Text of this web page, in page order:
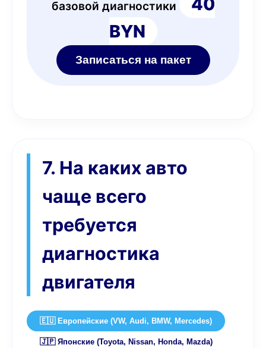
базовой диагностики
BYN
Записаться на пакет
7. На каких авто
чаще всего
требуется
диагностика
двигателя
🇪🇺 Европейские (VW, Audi, BMW, Mercedes)
🇯🇵 Японские (Toyota, Nissan, Honda, Mazda)